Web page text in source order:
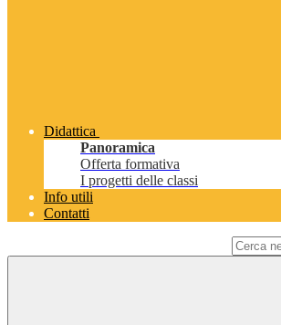
Didattica
Panoramica
Offerta formativa
I progetti delle classi
Info utili
Contatti